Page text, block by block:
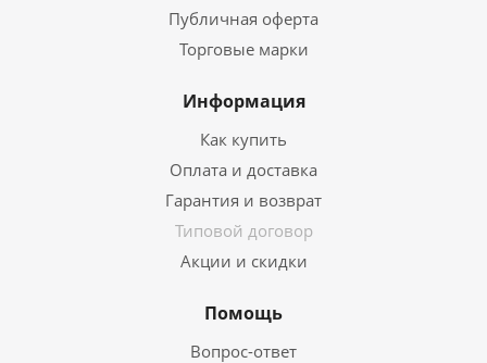
Публичная оферта
Торговые марки
Информация
Как купить
Оплата и доставка
Гарантия и возврат
Типовой договор
Акции и скидки
Помощь
Вопрос-ответ